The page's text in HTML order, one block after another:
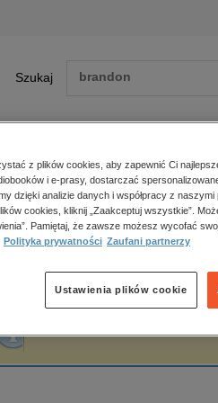
Szukaj
polityka, społeczno-informacyjne
psychologiczne
popularno-naukowe
historia
główna Redakcja naukowa
naukowa
z plików cookies, aby zapewnić Ci
i e-prasy, dostarczać
dzięki analizie danych i współpracy z
cookies, kliknij „Zaakceptuj wszystkie”.
Pamiętaj, że zawsze możesz wycofać
Polityka prywatności Zaufani partnerzy
Ustawienia plików cookie